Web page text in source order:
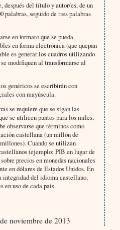
después del título y autor/es, de un
palabras, seguido de tres palabras
en formato que se pueda
en forma electrónica (que quepan
es generar los cuadros utilizando
modifiquen al transformarse al
genéricos se escribirán con
con mayúscula.
se requiere que se sigan las
se utilicen puntos para los miles,
observarse que términos como
castellana (un millón de
Cuando se utilizan
(ejemplo: PIB en lugar de
precios en monedas nacionales
en dólares de Estados Unidos. En
integridad del idioma castellano,
en uso de cada país.
noviembre de 2013